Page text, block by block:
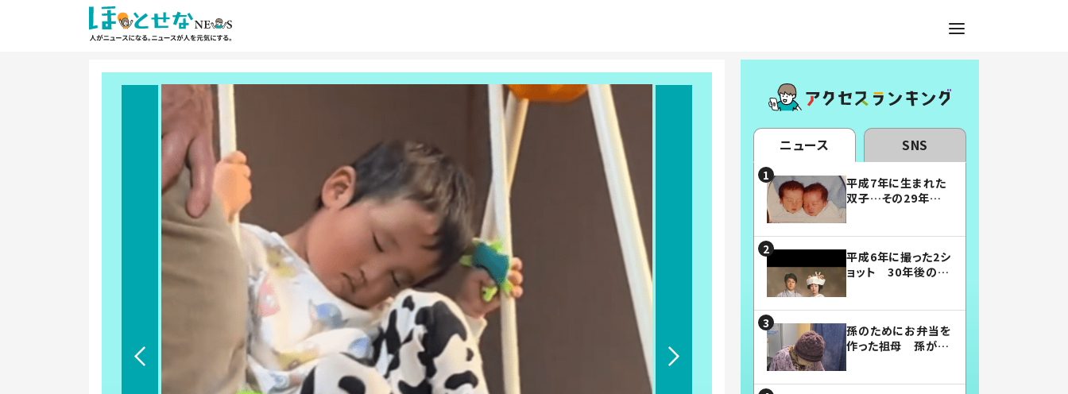
ニュース SNS
平成7年に生まれた
双子…その29年後
平成6年に撮った2シ
ョット 30年後の姿
孫のためにお弁当を
作った祖母 孫が絶